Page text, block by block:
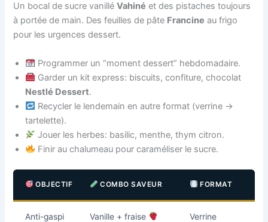
Un bocal de sucre vanilléVahiné et des pistaches toujours
à portée de main. Des feuilles de pâte Francine au frigo
pour les urgences dessert.
Programmer un “moment dessert” hebdomadaire.
Garder un kit express: biscuits, confiture, chocolat
Nestlé Dessert.
Recycler le lendemain en autre format (verrine →
tartelette).
Jouer les herbes: basilic, menthe, thym citron.
Finir au chalumeau pour caraméliser le sucre.
OBJECTIF COMBO SAVEUR FORMAT
Anti-gaspi Vanille + fraise Verrine